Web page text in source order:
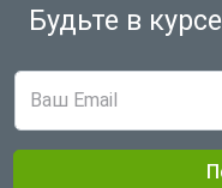
Будьте в курсе